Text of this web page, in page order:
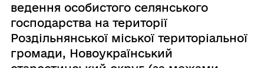
ведення особистого селянського
господарства на території
Роздільнянської міської територіальної
громади, Новоукраїнський